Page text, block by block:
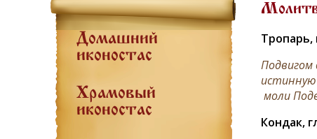
Домашний
иконостас
Храмовый
иконостас
Тропарь,
Подвигом
истинную
моли
Кондак,